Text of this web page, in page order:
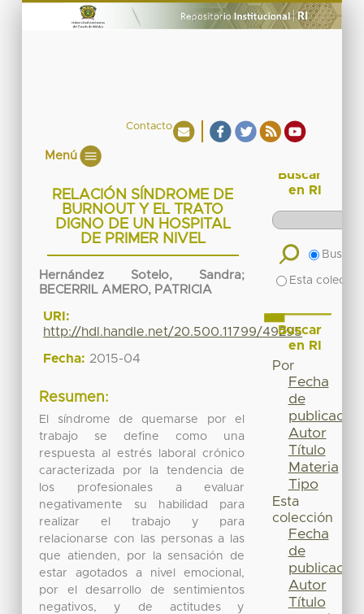
Contacto
Menú
RELACIÓN SÍNDROME DE
BURNOUT Y EL TRATO
DIGNO DE UN HOSPITAL
DE PRIMER NIVEL
Hernández Sotelo, Sandra;
BECERRIL AMERO, PATRICIA
URI:
http://hdl.handle.net/20.500.11799/49295
Fecha: 2015-04
Resumen:
El síndrome de quemarse por el
trabajo se define como una
respuesta al estrés laboral crónico
caracterizada por la tendencia de
los profesionales a evaluar
negativamente su habilidad para
realizar el trabajo y para
relacionarse con las personas a las
que atienden, por la sensación de
estar agotados a nivel emocional,
por el desarrollo de sentimientos
negativos, y de actitudes y
Buscar
en RI
Buscar
Esta
Buscar
en RI
Por
Fecha
de
publicación
Autor
Título
Materia
Tipo
Esta
colección
Fecha
de
publicación
Autor
Título